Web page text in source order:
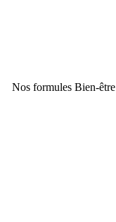
Nos formules Bien-être